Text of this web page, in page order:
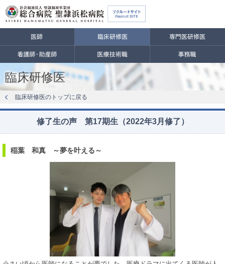
臨床研修医
臨床研修医のトップに戻る
修了生の声 第17期生（2022年3月修了）
稲葉 和真 ～夢を叶える～